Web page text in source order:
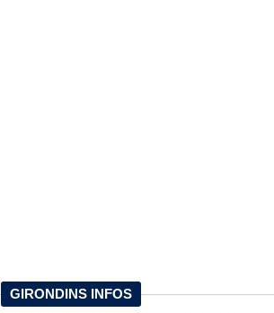
GIRONDINS INFOS